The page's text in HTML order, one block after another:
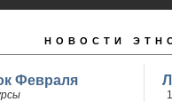
НОВОСТИ
Февраля